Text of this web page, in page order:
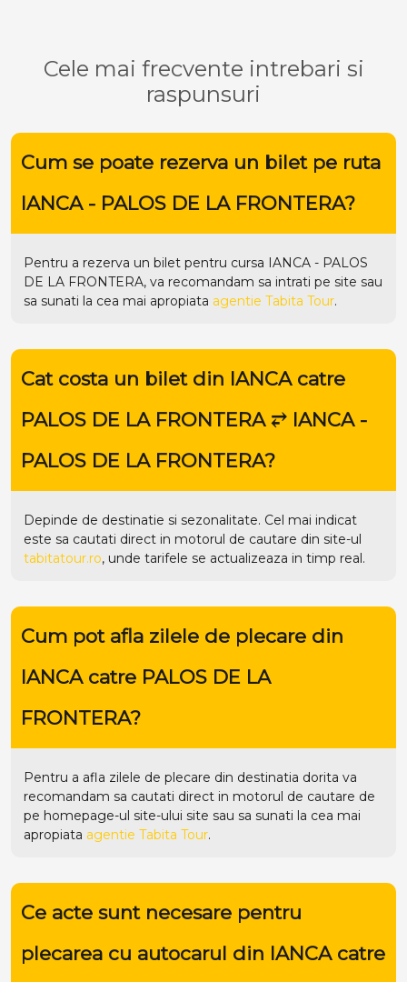
Cele mai frecvente intrebari si
raspunsuri
Cum se poate rezerva un bilet pe ruta
IANCA - PALOS DE LA FRONTERA?
Pentru a rezerva un bilet pentru cursa IANCA - PALOS
DE LA FRONTERA, va recomandam sa intrati pe site sau
sa sunati la cea mai apropiata agentie Tabita Tour.
Cat costa un bilet din IANCA catre
PALOS DE LA FRONTERA ⥂ IANCA -
PALOS DE LA FRONTERA?
Depinde de destinatie si sezonalitate. Cel mai indicat
este sa cautati direct in motorul de cautare din site-ul
tabitatour.ro, unde tarifele se actualizeaza in timp real.
Cum pot afla zilele de plecare din
IANCA catre PALOS DE LA
FRONTERA?
Pentru a afla zilele de plecare din destinatia dorita va
recomandam sa cautati direct in motorul de cautare de
pe homepage-ul site-ului site sau sa sunati la cea mai
apropiata agentie Tabita Tour.
Ce acte sunt necesare pentru
plecarea cu autocarul din IANCA catre